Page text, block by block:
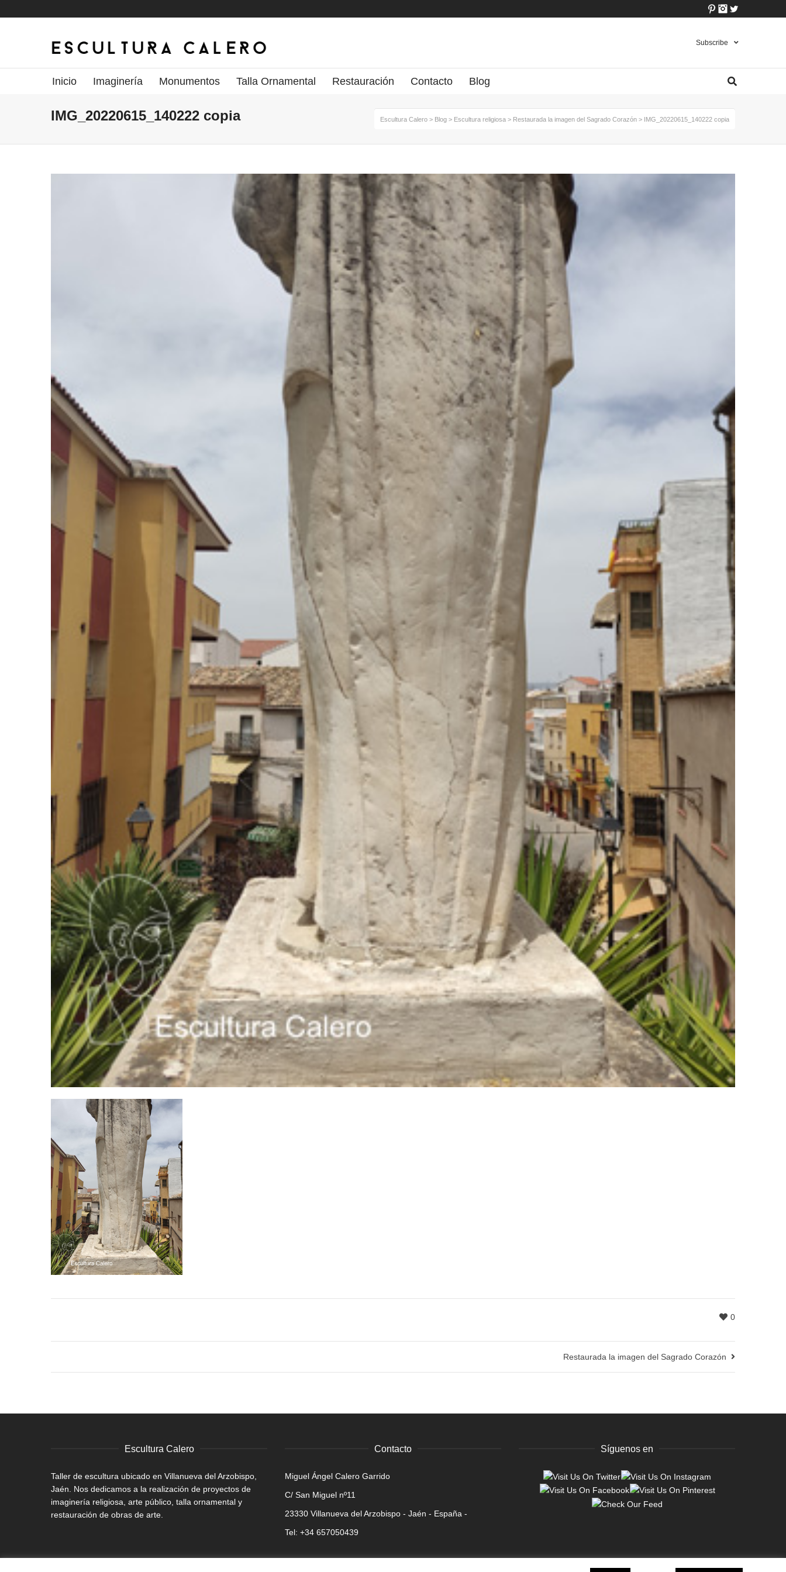
Instagram
Pinterest
Subscribe
Inicio Imaginería Monumentos Talla Ornamental Restauración Contacto Blog
IMG_20220615_140222 copia Escultura Calero > Blog > Escultura religiosa > Restaurada la imagen del Sagrado Corazón > IMG_20220615_140222 copia
0
Restaurada la imagen del Sagrado Corazón
Escultura Calero
Taller de escultura ubicado en Villanueva del Arzobispo,
Jaén. Nos dedicamos a la realización de proyectos de
imaginería religiosa, arte público, talla ornamental y
restauración de obras de arte.
Contacto
Miguel Ángel Calero Garrido
C/ San Miguel nº11
23330 Villanueva del Arzobispo - Jaén - España -
Tel: +34 657050439
Síguenos en